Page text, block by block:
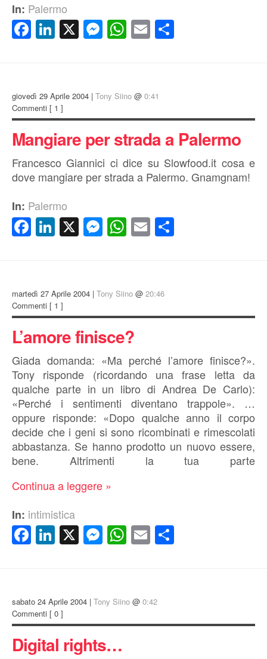
In: Palermo
Facebook
LinkedIn
X Messenger
WhatsApp
Email
giovedì 29 Aprile 2004 | Tony Siino @ 0:41
Commenti [ 1 ]
Mangiare per strada a Palermo
Francesco Giannici ci dice su Slowfood.it cosa e
dove mangiare per strada a Palermo. Gnamgnam!
In: Palermo
Facebook
LinkedIn
X Messenger
WhatsApp
Email
martedì 27 Aprile 2004 | Tony Siino @ 20:46
Commenti [ 1 ]
L’amore finisce?
Giada domanda: «Ma perché l’amore finisce?».
Tony risponde (ricordando una frase letta da
qualche parte in un libro di Andrea De Carlo):
«Perché i sentimenti diventano trappole». …
oppure risponde: «Dopo qualche anno il corpo
decide che i geni si sono ricombinati e rimescolati
abbastanza. Se hanno prodotto un nuovo essere,
bene. Altrimenti la tua parte
Continua a leggere »
In: intimistica
Facebook
LinkedIn
X Messenger
WhatsApp
Email
sabato 24 Aprile 2004 | Tony Siino @ 0:42
Commenti [ 0 ]
Digital rights…